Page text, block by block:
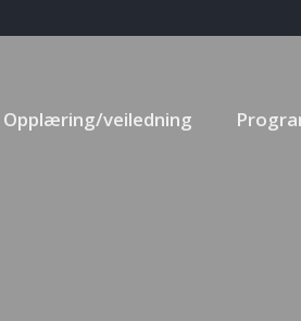
Opplæring/veiledning